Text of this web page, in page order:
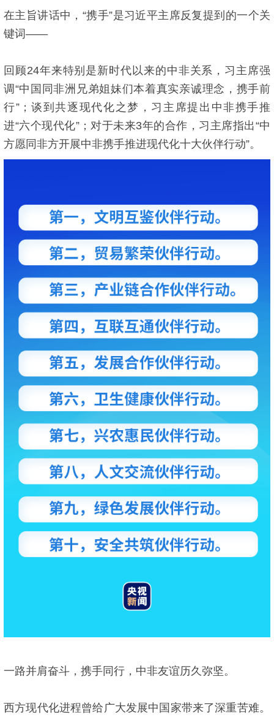
在主旨讲话中，“携手”是习近平主席反复提到的一个关
键词——
回顾24年来特别是新时代以来的中非关系，习主席强
调“中国同非洲兄弟姐妹们本着真实亲诚理念，携手前
行”；谈到共逐现代化之梦，习主席提出中非携手推
进“六个现代化”；对于未来3年的合作，习主席指出“中
方愿同非方开展中非携手推进现代化十大伙伴行动”。
一路并肩奋斗，携手同行，中非友谊历久弥坚。
西方现代化进程曾给广大发展中国家带来了深重苦难。